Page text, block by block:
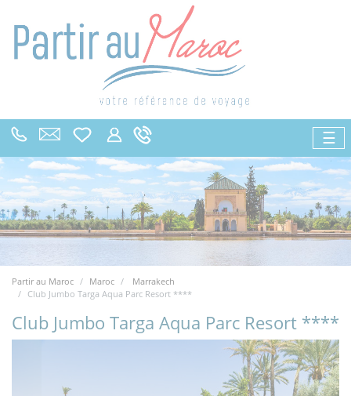
☰
Partir au Maroc Maroc
Marrakech
Club Jumbo Targa Aqua Parc Resort ****
Club Jumbo Targa Aqua Parc Resort ****